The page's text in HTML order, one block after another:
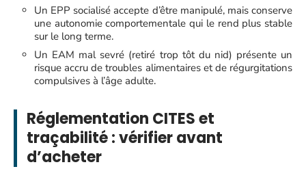
Un EPP socialisé accepte d’être manipulé, mais conserve
une autonomie comportementale qui le rend plus stable
sur le long terme.
Un EAM mal sevré (retiré trop tôt du nid) présente un
risque accru de troubles alimentaires et de régurgitations
compulsives à l’âge adulte.
Réglementation CITES et
traçabilité : vérifier avant
d’acheter